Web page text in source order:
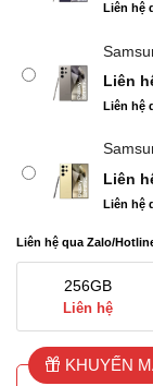
Liên hệ
Liên
Liên hệ
Liên
Liên hệ
Liên hệ qua Zalo/
256GB
Liên hệ
KHUYẾN